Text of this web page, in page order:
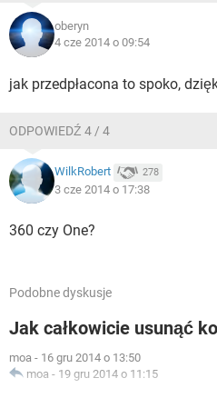
oberyn
4 cze 2014 o 09:54
jak przedpłacona to spoko,
ODPOWIEDŹ 4 / 4
WilkRobert 278
3 cze 2014 o 17:38
360 czy One?
Podobne dyskusje
Jak całkowicie usunąć
moa - 16 gru 2014 o 13:50
moa - 19 gru 2014 o 11:15